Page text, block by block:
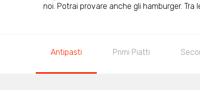
noi. Potrai provare anche gli hamburger.
Antipasti Primi Piatti